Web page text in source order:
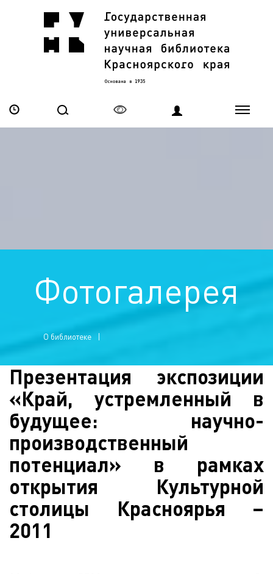
Фотогалерея
О библиотеке
Презентация экспозиции
«Край, устремленный в
будущее: научно-
производственный
потенциал» в рамках
открытия Культурной
столицы Красноярья –
2011